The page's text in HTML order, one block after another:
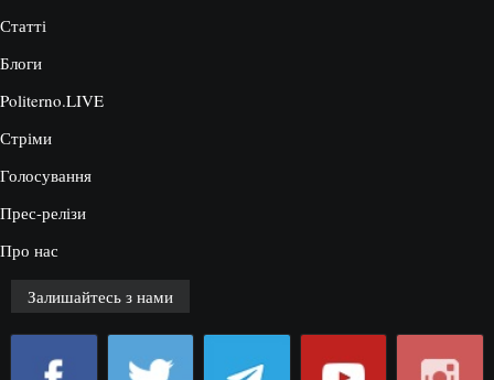
Статті
Блоги
Politerno.LIVE
Стріми
Голосування
Прес-релізи
Про нас
Залишайтесь з нами